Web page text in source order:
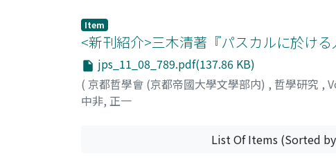
Item
<新刊紹介>三木清著『パスカルに於ける
jps_11_08_789.pdf(137.86 KB)
( 京都哲學會 (京都帝國大學文學部内) , 哲學研究 ,
中非, 正一
List Of Items (Sorted